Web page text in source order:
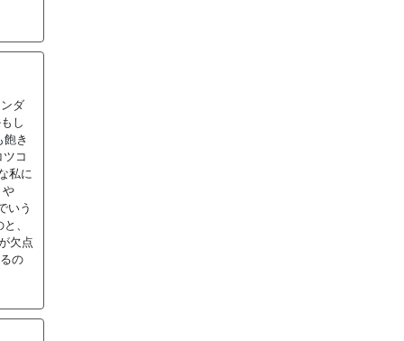
ダ
し
き
コ
私に
や
いう
、
欠点
の